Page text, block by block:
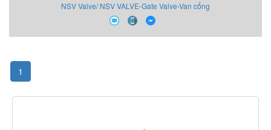
NSV Valve/ NSV VALVE-Gate Valve-Van cổng
1